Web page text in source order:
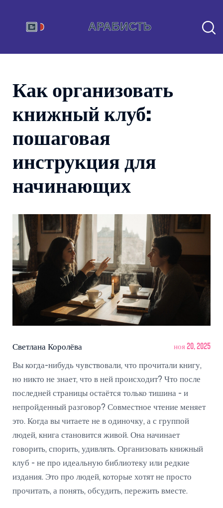
Как организовать
книжный клуб:
пошаговая
инструкция для
начинающих
Светлана Королёва ноя 20, 2025
Вы когда-нибудь чувствовали, что прочитали книгу,
но никто не знает, что в ней происходит? Что после
последней страницы остаётся только тишина - и
непройденный разговор? Совместное чтение меняет
это. Когда вы читаете не в одиночку, а с группой
людей, книга становится живой. Она начинает
говорить, спорить, удивлять. Организовать книжный
клуб - не про идеальную библиотеку или редкие
издания. Это про людей, которые хотят не просто
прочитать, а понять, обсудить, пережить вместе.